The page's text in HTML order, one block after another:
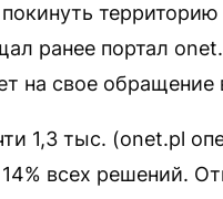
ранее портал
на свое обращение
1,3 тыс. (onet.pl
всех решений.